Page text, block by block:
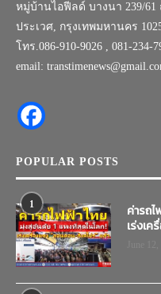
หมู่บ้านไอฟีลด์ บางนา 239/
ประเวศ, กรุงเทพมหานคร
โทร.086-910-9026 , 081-234-
email:
POPULAR POSTS
1
ค่ารถ
เร่งเ